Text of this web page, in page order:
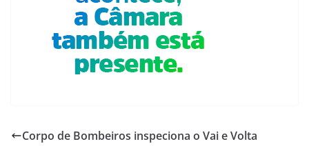
Corpo de Bombeiros inspeciona o Vai e Volta